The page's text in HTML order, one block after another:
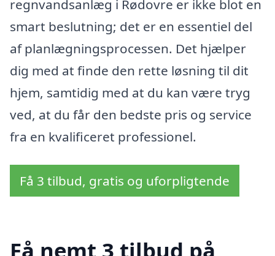
regnvandsanlæg i Rødovre er ikke blot en
smart beslutning; det er en essentiel del
af planlægningsprocessen. Det hjælper
dig med at finde den rette løsning til dit
hjem, samtidig med at du kan være tryg
ved, at du får den bedste pris og service
fra en kvalificeret professionel.
Få 3 tilbud, gratis og uforpligtende
Få nemt 3 tilbud på